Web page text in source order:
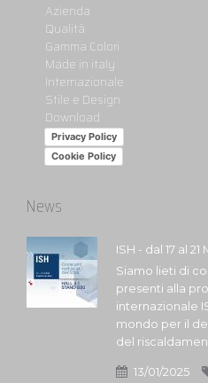
Azienda
Qualità
Gamma Colori
Made in italy
Internazionale
Stile e Design
Download
Privacy Policy
Cookie Policy
News
ISH - dal 17 al
Siamo lieti di
presenti alla
internazionale
mondo per il
del
13/01/2025